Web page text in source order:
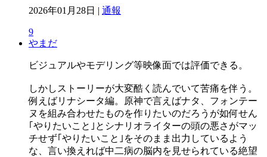
2026年01月28日 | 通報
9
やまだ
ビジュアルやモデリング等映像面では評価できる。
しかしストーリーが大変酷く読んでいて苦痛を伴う。
例えばリナシータ編。原神で言えばナタ、フォンテー
ヌを組み合わせたものを作りたいのだろうが如何せん
｢やりたいこと｣とシナリオライターの頭の悪さがマッ
チせず｢やりたいこと｣をそのまま出力しているよう
な、言い換えれば中二病の脳内を見せられている絶望